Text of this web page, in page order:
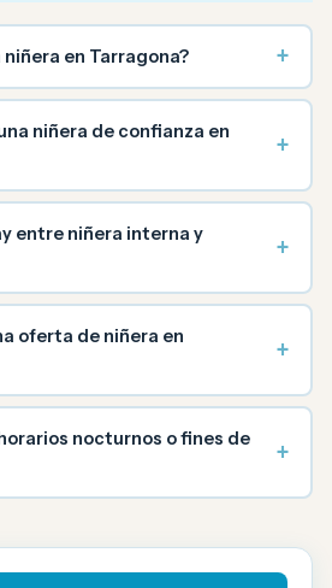
en Tarragona? +
niñera de confianza en
+
entre niñera interna y
+
oferta de niñera en
+
nocturnos o fines de
+